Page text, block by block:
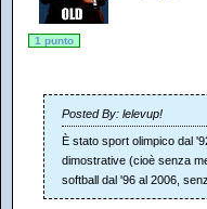
1 punto
Posted By: lelevup!
È stato sport olimpico dal
dimostrative (cioè senza
softball dal '96 al 2006,